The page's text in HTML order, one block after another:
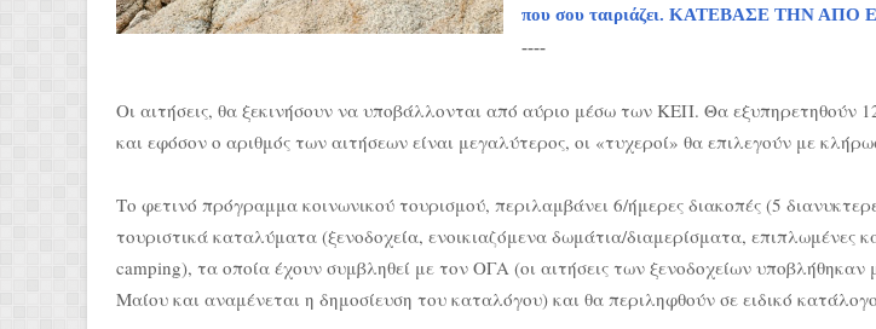
που σου ταιριάζει. ΚΑΤΕΒΑΣΕ ΤΗΝ ΑΠΟ
----
Οι αιτήσεις, θα ξεκινήσουν να υποβάλλονται από αύριο μέσω των ΚΕΠ. Θα εξυπηρετηθούν
και εφόσον ο αριθμός των αιτήσεων είναι μεγαλύτερος, οι «τυχεροί» θα επιλεγούν με
Το φετινό πρόγραμμα κοινωνικού τουρισμού, περιλαμβάνει 6/ήμερες διακοπές (5
τουριστικά καταλύματα (ξενοδοχεία, ενοικιαζόμενα δωμάτια/διαμερίσματα, επιπλωμένες
camping), τα οποία έχουν συμβληθεί με τον ΟΓΑ (οι αιτήσεις των ξενοδοχείων υποβλήθηκαν
Μαίου και αναμένεται η δημοσίευση του καταλόγου) και θα περιληφθούν σε ειδικό